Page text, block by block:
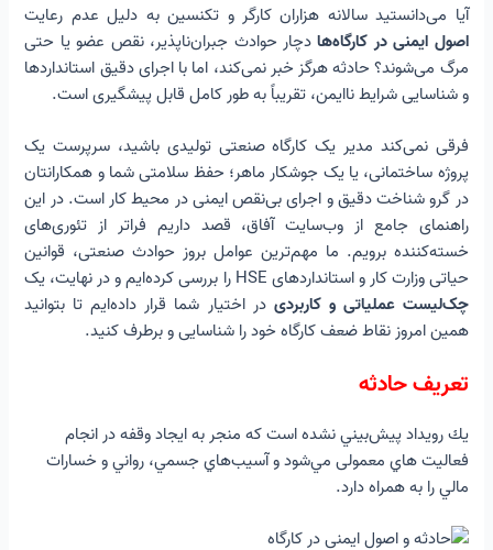
تعریف حوادث ناشی از كار از دید سازمان تامین اجتماعی
دلایل ایجاد حوادث در کارگاه‌های صنعتی
مهم‌ترین عوامل ایجاد حوادث در کارگاه‌های صنعتی
برای پیشگیری از حوادث ناشی از کار چه اقداماتی باید انجام داد؟
مهم ترین عوامل ایجاد حوادث در کارگاه‌های جوشکاری
اصول ایمنی در محیط کار
قوانین و نکات ایمنی در کارگاه‌ها
موادی از قانون تامین اجتماعی در مورد ایمنی محیط کار
آیین نامه آموزش ایمنی کارفرمایان، کارگران و کارآموزان در مورد ایمنی
در محیط کار
نکات ایمنی در کارگاه‌های ساختمانی
آیین نامه اصول ایمنی و بهداشت کاری
فصل دوم: روشنایی
فصل سوم: تهویه و حرارت
فصل چهارم: جلوگیری از آتش سوزی و مبارزه با حریق
فصل ششم: وسایل الکتریکی
آیا می‌دانستید سالانه هزاران کارگر و تکنسین به دلیل عدم رعایت
اصول ایمنی در کارگاه‌هادچار حوادث جبران‌ناپذیر، نقص عضو یا حتی
مرگ می‌شوند؟ حادثه هرگز خبر نمی‌کند، اما با اجرای دقیق استانداردها
و شناسایی شرایط ناایمن، تقریباً به طور کامل قابل پیشگیری است.
فرقی نمی‌کند مدیر یک کارگاه صنعتی تولیدی باشید، سرپرست یک
پروژه ساختمانی، یا یک جوشکار ماهر؛ حفظ سلامتی شما و همکارانتان
در گرو شناخت دقیق و اجرای بی‌نقص ایمنی در محیط کار است. در این
راهنمای جامع از وب‌سایت آفاق، قصد داریم فراتر از تئوری‌های
خسته‌کننده برویم. ما مهم‌ترین عوامل بروز حوادث صنعتی، قوانین
حیاتی وزارت کار و استانداردهای HSE را بررسی کرده‌ایم و در نهایت، یک
چک‌لیست عملیاتی و کاربردی در اختیار شما قرار داده‌ایم تا بتوانید
همین امروز نقاط ضعف کارگاه خود را شناسایی و برطرف کنید.
تعریف حادثه
يك رويداد پيش‌بيني نشده است كه منجر به ايجاد وقفه در انجام
فعاليت ‌هاي معمولی مي‌شود و آسيب‌هاي جسمي، رواني و خسارات
مالي را به همراه دارد.